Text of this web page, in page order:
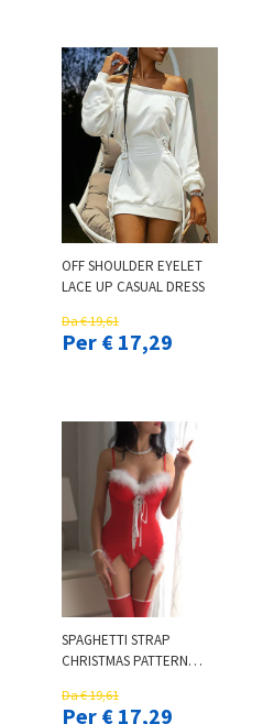
OFF SHOULDER EYELET
LACE UP CASUAL DRESS
Da € 19,61
Per € 17,29
SPAGHETTI STRAP
CHRISTMAS PATTERN
Da € 19,61
Per € 17,29